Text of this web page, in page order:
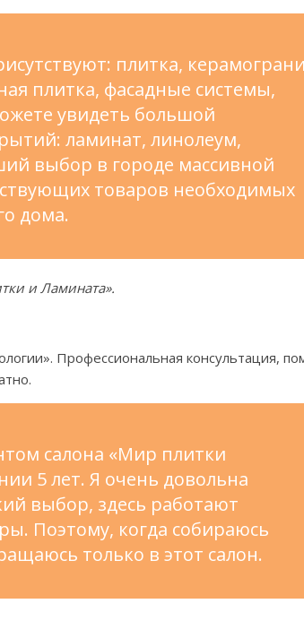
плитка,
плитка, фасадные системы,
увидеть большой
ламинат, линолеум,
выбор в городе массивной
товаров необходимых
дома.
и Ламината».
». Профессиональная консультация,
салона «Мир плитки
5 лет. Я очень довольна
выбор, здесь работают
Поэтому, когда собираюсь
только в этот салон.